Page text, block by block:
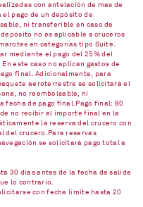
con antelación de mas de
pago de un depósito de
ni transferible en caso de
no es aplicable a cruceros
en categorías tipo Suite.
mediante el pago del 25% del
este caso no aplican gastos de
final. Adicionalmente, para
aeroterrestre se solicitará el
no reembolsable, ni
fecha de pago final.Pago final: 80
no recibir el importe final en la
la reserva del crucero con
del crucero.Para reservas
se solicitará pago total a
30 días antes de la fecha de salida
lo contrario.
con fecha límite hasta 20